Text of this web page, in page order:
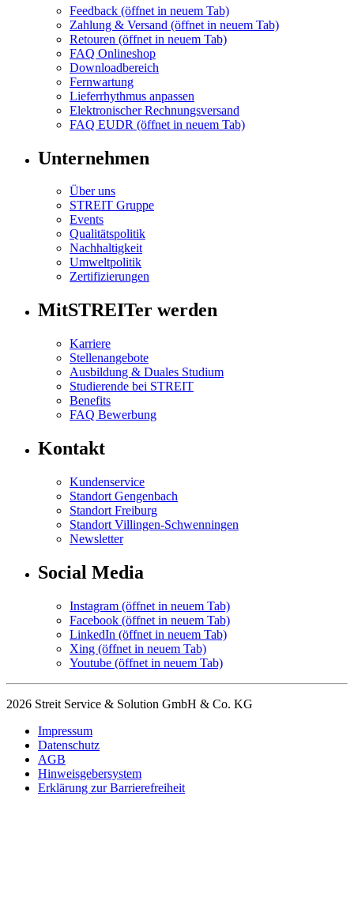
Feedback (öffnet in neuem Tab)
Zahlung & Versand (öffnet in neuem Tab)
Retouren (öffnet in neuem Tab)
FAQ Onlineshop
Downloadbereich
Fernwartung
Lieferrhythmus anpassen
Elektronischer Rechnungsversand
FAQ EUDR (öffnet in neuem Tab)
Unternehmen
Über uns
STREIT Gruppe
Events
Qualitätspolitik
Nachhaltigkeit
Umweltpolitik
Zertifizierungen
MitSTREITer werden
Karriere
Stellenangebote
Ausbildung & Duales Studium
Studierende bei STREIT
Benefits
FAQ Bewerbung
Kontakt
Kundenservice
Standort Gengenbach
Standort Freiburg
Standort Villingen-Schwenningen
Newsletter
Social Media
Instagram (öffnet in neuem Tab)
Facebook (öffnet in neuem Tab)
LinkedIn (öffnet in neuem Tab)
Xing (öffnet in neuem Tab)
Youtube (öffnet in neuem Tab)
2026 Streit Service & Solution GmbH & Co. KG
Impressum
Datenschutz
AGB
Hinweisgebersystem
Erklärung zur Barrierefreiheit